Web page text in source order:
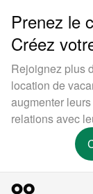
Prenez le
Créez
Rejoignez plus
location de
augmenter
relations avec